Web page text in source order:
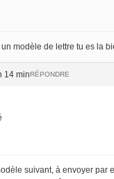
modèle de lettre tu es la
14 minRÉPONDRE
suivant, à envoyer par